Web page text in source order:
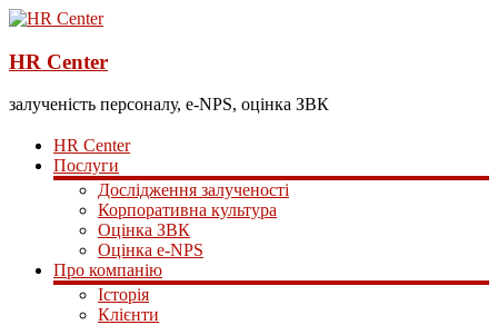
HR Center
залученість персоналу, e-NPS, оцінка ЗВК
HR Center
Послуги
Дослідження залученості
Корпоративна культура
Оцінка ЗВК
Оцінка e-NPS
Про компанію
Історія
Клієнти